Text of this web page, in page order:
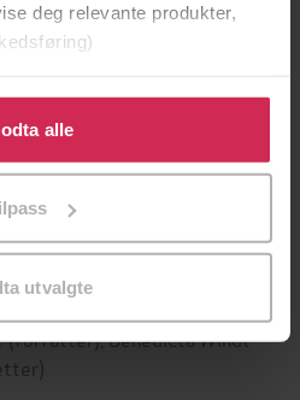
deg relevante produkter,
gi oss ditt samtykke til å
formålene. Du kan også
formål ved å klikke
alle
utvalgte
Jørn Lier Horst
(forfatter),Benedicta Windt-